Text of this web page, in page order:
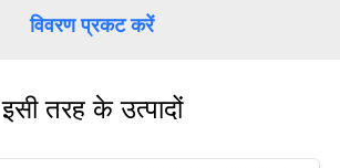
विवरण प्रकट करें
इसी तरह के उत्पादों